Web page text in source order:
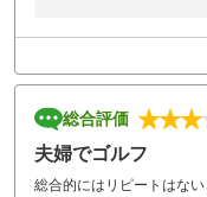
総合評価
夫婦でゴルフ
総合的にはリピートはない